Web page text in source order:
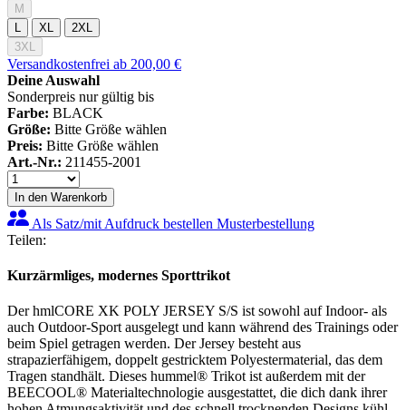
M
XL
2XL
3XL
Versandkostenfrei ab 200,00 €
Deine Auswahl
Sonderpreis nur gültig bis
Farbe: BLACK
Größe: Bitte Größe wählen
Preis: Bitte Größe wählen
Art.-Nr.: 211455-2001
In den Warenkorb
Als Satz/mit Aufdruck bestellen Musterbestellung
Teilen:
Kurzärmliges, modernes Sporttrikot
Der hmlCORE XK POLY JERSEY S/S ist sowohl auf Indoor- als
auch Outdoor-Sport ausgelegt und kann während des Trainings oder
beim Spiel getragen werden. Der Jersey besteht aus
strapazierfähigem, doppelt gestricktem Polyestermaterial, das dem
Tragen standhält. Dieses hummel® Trikot ist außerdem mit der
BEECOOL® Materialtechnologie ausgestattet, die dich dank ihrer